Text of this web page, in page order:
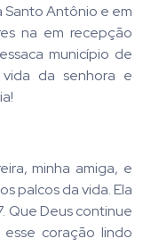
Santo Antônio e em
na em recepção
município de
da senhora e
minha amiga, e
palcos da vida. Ela
Que Deus continue
coração lindo